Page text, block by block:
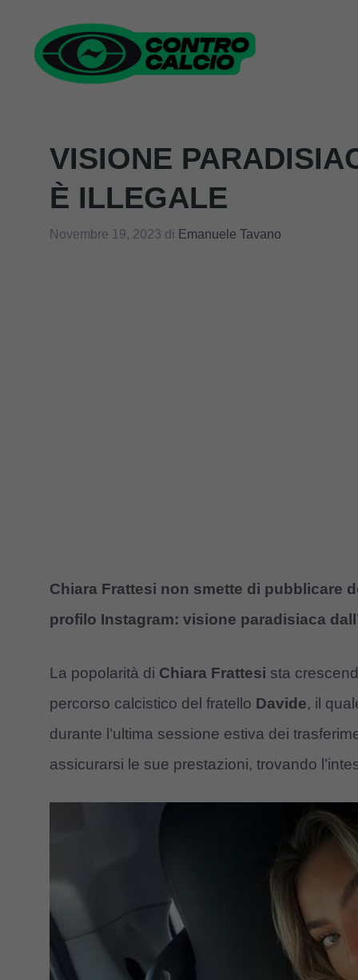
contenuto
VISIONE
È ILLEGALE
Novembre 19, 2023 di Emanuele Tavano
Chiara Frattesi non smette di pubblicare
profilo Instagram: visione paradisiaca
La popolarità di Chiara Frattesi sta
percorso calcistico del fratello Davide, il
durante l’ultima sessione estiva dei
assicurarsi le sue prestazioni, trovando